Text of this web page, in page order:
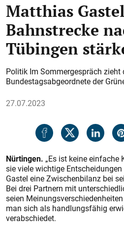
Matthias
Bahnstrecke
Tübingen
Politik Im Sommergespräch zieht
Bundestagsabgeordnete der
27.07.2023
Nürtingen. „Es ist keine
sie viele wichtige
Gastel eine Zwischenbilanz bei
Bei drei Partnern mit
seien
man sich als handlungsfähig
verabschiedet.